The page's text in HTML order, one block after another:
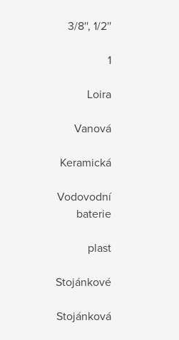
3/8'', 1/2''
1
Loira
Vanová
Keramická
Vodovodní
baterie
plast
Stojánkové
Stojánková